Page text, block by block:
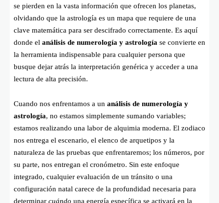
se pierden en la vasta información que ofrecen los planetas,
olvidando que la astrología es un mapa que requiere de una
clave matemática para ser descifrado correctamente. Es aquí
donde el análisis de numerología y astrología se convierte en
la herramienta indispensable para cualquier persona que
busque dejar atrás la interpretación genérica y acceder a una
lectura de alta precisión.
Cuando nos enfrentamos a un análisis de numerología y
astrología, no estamos simplemente sumando variables;
estamos realizando una labor de alquimia moderna. El zodiaco
nos entrega el escenario, el elenco de arquetipos y la
naturaleza de las pruebas que enfrentaremos; los números, por
su parte, nos entregan el cronómetro. Sin este enfoque
integrado, cualquier evaluación de un tránsito o una
configuración natal carece de la profundidad necesaria para
determinar cuándo una energía específica se activará en la